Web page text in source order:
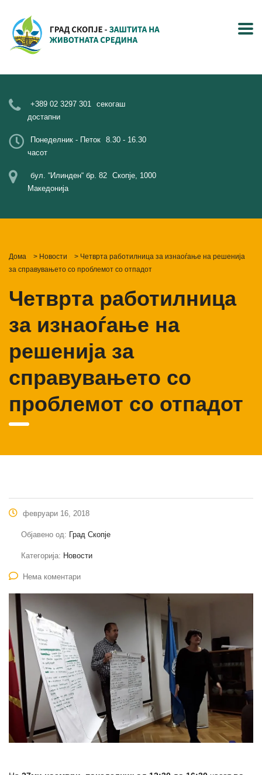
+389 02 3297 301 секогаш
достапни
Понеделник - Петок 8.30 - 16.30
часот
бул. “Илинден“ бр. 82 Скопје, 1000
Македонија
Дома > Новости > Четврта работилница за изнаоѓање на решенија
за справувањето со проблемот со отпадот
Четврта работилница
за изнаоѓање на
решенија за
справувањето со
проблемот со отпадот
февруари 16, 2018
Објавено од: Град Скопје
Категорија: Новости
Нема коментари